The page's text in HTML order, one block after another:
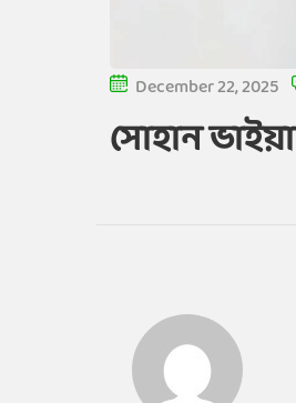
December 22, 2025
সোহান ভাইয়া